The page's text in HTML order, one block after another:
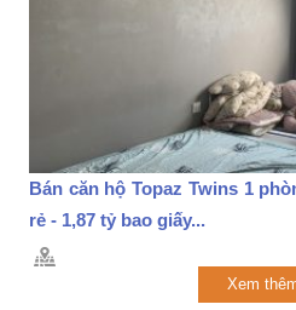
Bán căn hộ Topaz Twins 1
rẻ - 1,87 tỷ bao giấy...
Xem